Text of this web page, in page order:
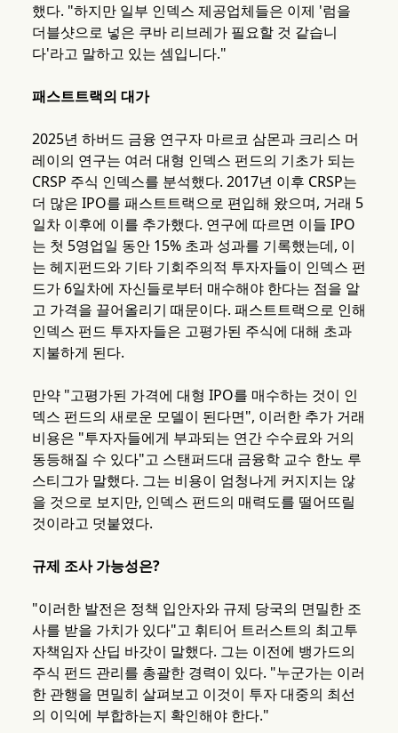
했다. "하지만 일부 인덱스 제공업체들은 이제 '럼을
더블샷으로 넣은 쿠바 리브레가 필요할 것 같습니
다'라고 말하고 있는 셈입니다."
패스트트랙의 대가
2025년 하버드 금융 연구자 마르코 삼몬과 크리스 머
레이의 연구는 여러 대형 인덱스 펀드의 기초가 되는
CRSP 주식 인덱스를 분석했다. 2017년 이후 CRSP는
더 많은 IPO를 패스트트랙으로 편입해 왔으며, 거래 5
일차 이후에 이를 추가했다. 연구에 따르면 이들 IPO
는 첫 5영업일 동안 15% 초과 성과를 기록했는데, 이
는 헤지펀드와 기타 기회주의적 투자자들이 인덱스 펀
드가 6일차에 자신들로부터 매수해야 한다는 점을 알
고 가격을 끌어올리기 때문이다. 패스트트랙으로 인해
인덱스 펀드 투자자들은 고평가된 주식에 대해 초과
지불하게 된다.
만약 "고평가된 가격에 대형 IPO를 매수하는 것이 인
덱스 펀드의 새로운 모델이 된다면", 이러한 추가 거래
비용은 "투자자들에게 부과되는 연간 수수료와 거의
동등해질 수 있다"고 스탠퍼드대 금융학 교수 한노 루
스티그가 말했다. 그는 비용이 엄청나게 커지지는 않
을 것으로 보지만, 인덱스 펀드의 매력도를 떨어뜨릴
것이라고 덧붙였다.
규제 조사 가능성은?
"이러한 발전은 정책 입안자와 규제 당국의 면밀한 조
사를 받을 가치가 있다"고 휘티어 트러스트의 최고투
자책임자 산딥 바갓이 말했다. 그는 이전에 뱅가드의
주식 펀드 관리를 총괄한 경력이 있다. "누군가는 이러
한 관행을 면밀히 살펴보고 이것이 투자 대중의 최선
의 이익에 부합하는지 확인해야 한다."